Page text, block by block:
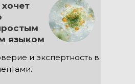
языком
и экспертность в